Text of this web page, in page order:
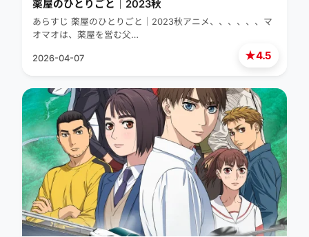
★4.5
薬屋のひとりごと｜2023秋
あらすじ 薬屋のひとりごと｜2023秋アニメ、、、、、、マ
オマオは、薬屋を営む父…
2026-04-07